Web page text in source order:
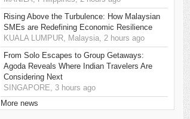
Rising Above the Turbulence: How Malaysian
SMEs are Redefining Economic Resilience
KUALA LUMPUR, Malaysia, 2 hours ago
From Solo Escapes to Group Getaways:
Agoda Reveals Where Indian Travelers Are
Considering Next
SINGAPORE, 3 hours ago
More news